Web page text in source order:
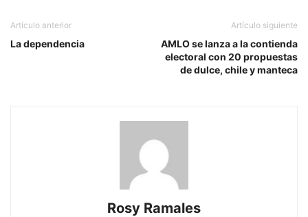
Artículo anterior
La dependencia
Artículo siguiente
AMLO se lanza a la contienda
electoral con 20 propuestas
de dulce, chile y manteca
Rosy Ramales